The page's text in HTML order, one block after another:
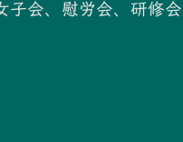
子会、慰労会、研修